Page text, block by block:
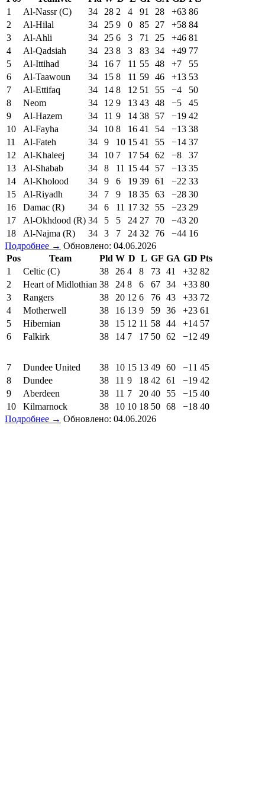
1
Al-Nassr (C) 34 28 2 4 91 28 +63 86
2
Al-Hilal 34 25 9 0 85 27 +58 84
3
Al-Ahli 34 25 6 3 71 25 +46 81
4
Al-Qadsiah 34 23 8 3 83 34 +49 77
5
Al-Ittihad 34 16 7 11 55 48 +7
55
6
Al-Taawoun 34 15 8 11 59 46 +13 53
7
Al-Ettifaq 34 14 8 12 51 55 −4
50
8
Neom 34 12 9 13 43 48 −5
45
9
Al-Hazem 34 11 9 14 38 57 −19 42
10
Al-Fayha 34 10 8 16 41 54 −13 38
11
Al-Fateh 34 9 10 15 41 55 −14 37
12
Al-Khaleej 34 10 7 17 54 62 −8
37
13
Al-Shabab 34 8 11 15 44 57 −13 35
14
Al-Kholood 34 9 6 19 39 61 −22 33
15
Al-Riyadh 34 7 9 18 35 63 −28 30
16
Damac (R) 34 6 11 17 32 55 −23 29
17
Al-Okhdood (R) 34 5 5 24 27 70 −43 20
18
Al-Najma (R) 34 3 7 24 32 76 −44 16
Подробнее → Обновлено: 04.06.2026
Pos
Team Pld W D L GF GA GD Pts
1
Celtic (C) 38 26 4 8 73 41 +32 82
2
Heart of Midlothian 38 24 8 6 67 34 +33 80
3
Rangers 38 20 12 6 76 43 +33 72
4
Motherwell 38 16 13 9 59 36 +23 61
5
Hibernian 38 15 12 11 58 44 +14 57
6
Falkirk 38 14 7 17 50 62 −12 49
7 Dundee United 38 10 15 13 49 60 −11 45
8
Dundee 38 11 9 18 42 61 −19 42
9
Aberdeen 38 11 7 20 40 55 −15 40
10
Kilmarnock 38 10 10 18 50 68 −18 40
Подробнее → Обновлено: 04.06.2026